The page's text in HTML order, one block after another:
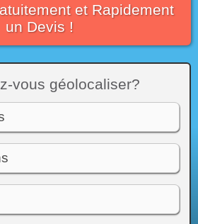
et Rapidement
un Devis !
vous géolocaliser?